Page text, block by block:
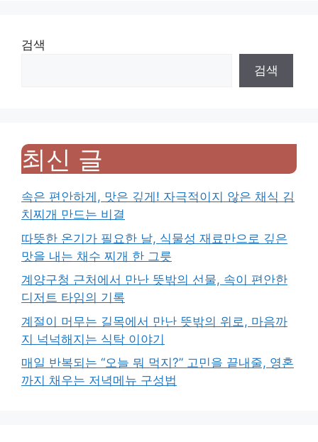
검색
검색
최신 글
속은 편안하게, 맛은 깊게! 자극적이지 않은 채식 김
치찌개 만드는 비결
따뜻한 온기가 필요한 날, 식물성 재료만으로 깊은
맛을 내는 채수 찌개 한 그릇
계양구청 근처에서 만난 뜻밖의 선물, 속이 편안한
디저트 타임의 기록
계절이 머무는 길목에서 만난 뜻밖의 위로, 마음까
지 넉넉해지는 식탁 이야기
매일 반복되는 “오늘 뭐 먹지?” 고민을 끝내줄, 영혼
까지 채우는 저녁메뉴 구성법